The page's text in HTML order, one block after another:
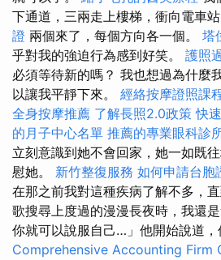
下通道，三兩走上樓梯，衝向電車
證 兩個來了，每個方向各一個。 塔
乎對我的強迫行為感到好笑。 護照
必須等待新的嗎？ 我也想過為什麼
以讓我平靜下來。 經絡按摩證照課
全身按摩推薦 了解長照2.0政策 快
的月子中心名單 推薦的專業眼科診
立刻意識到她不會回家，她一如既
慰她。 新竹整復服務 如何申請台胞
在那之前我對這種疾病了解不多，
歌搜尋上度過的漫漫長夜時，我還
你就可以說服自己…」他開始說道，
Comprehensive Accounting Firm